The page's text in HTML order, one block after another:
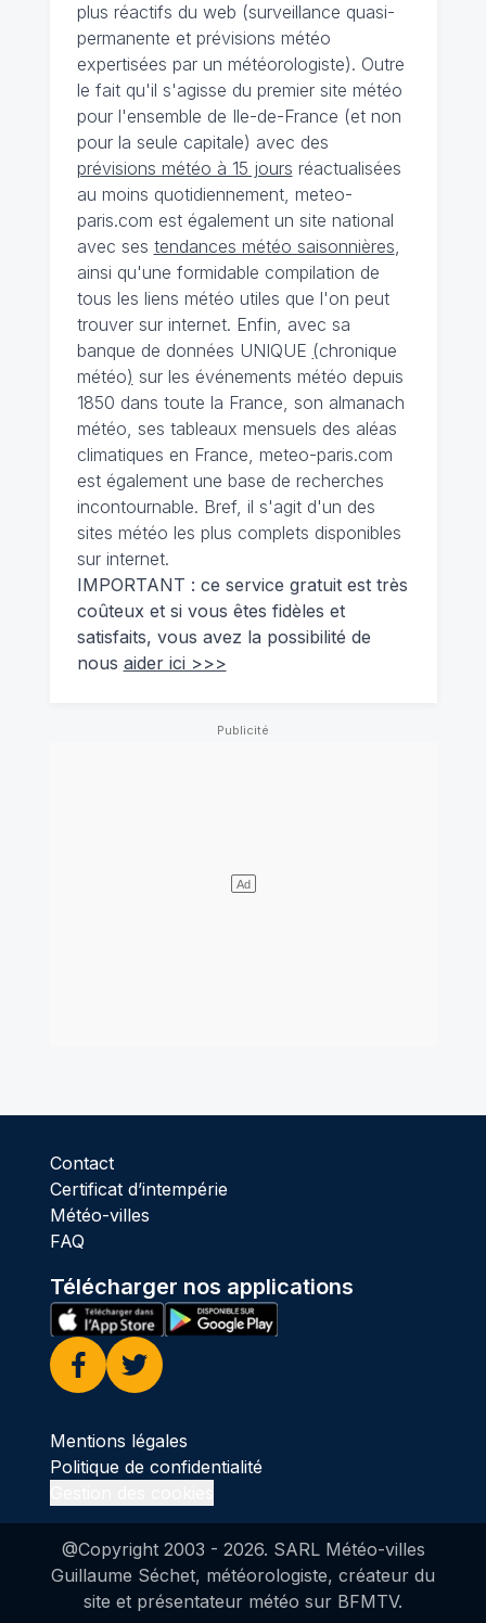
plus réactifs du web (surveillance quasi-
permanente et prévisions météo
expertisées par un météorologiste). Outre
le fait qu'il s'agisse du premier site météo
pour l'ensemble de Ile-de-France (et non
pour la seule capitale) avec des
prévisions météo à 15 jours réactualisées
au moins quotidiennement, meteo-
paris.com est également un site national
avec ses tendances météo saisonnières,
ainsi qu'une formidable compilation de
tous les liens météo utiles que l'on peut
trouver sur internet. Enfin, avec sa
banque de données UNIQUE (chronique
météo) sur les événements météo depuis
1850 dans toute la France, son almanach
météo, ses tableaux mensuels des aléas
climatiques en France, meteo-paris.com
est également une base de recherches
incontournable. Bref, il s'agit d'un des
sites météo les plus complets disponibles
sur internet.
IMPORTANT : ce service gratuit est très
coûteux et si vous êtes fidèles et
satisfaits, vous avez la possibilité de
nous aider ici >>>
Contact
Certificat d’intempérie
Météo-villes
FAQ
Télécharger nos applications
Facebook
Twitter
Mentions légales
Politique de confidentialité
@Copyright 2003 - 2026. SARL Météo-villes
Guillaume Séchet, météorologiste, créateur du
site et présentateur météo sur BFMTV.